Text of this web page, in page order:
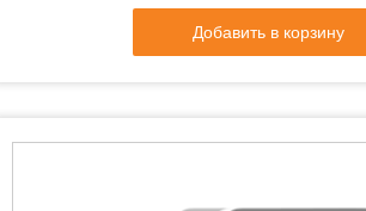
Добавить в корзину